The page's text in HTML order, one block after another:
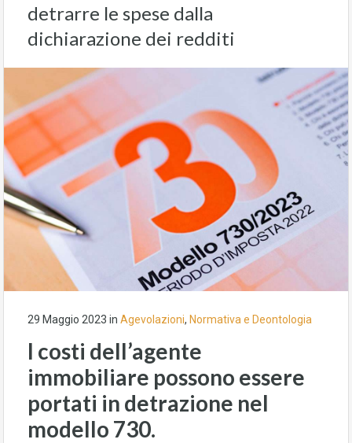
detrarre le spese dalla
dichiarazione dei redditi
29 Maggio 2023 in Agevolazioni, Normativa e Deontologia
I costi dell’agente
immobiliare possono essere
portati in detrazione nel
modello 730.